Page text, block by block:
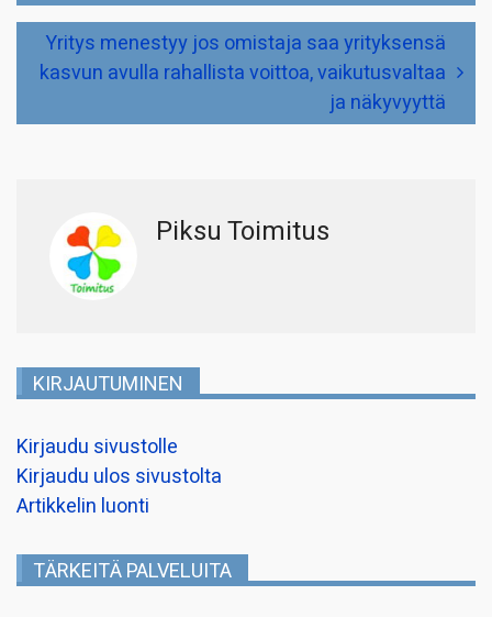
Yritys menestyy jos omistaja saa yrityksensä
kasvun avulla rahallista voittoa, vaikutusvaltaa
ja näkyvyyttä
Piksu Toimitus
KIRJAUTUMINEN
Kirjaudu sivustolle
Kirjaudu ulos sivustolta
Artikkelin luonti
TÄRKEITÄ PALVELUITA